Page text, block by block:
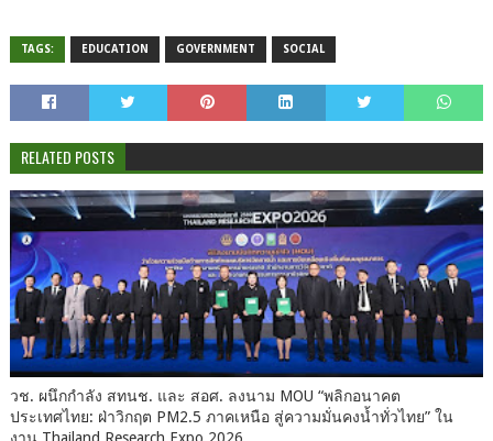
TAGS: EDUCATION GOVERNMENT SOCIAL
RELATED POSTS
วช. ผนึกกำลัง สทนช. และ สอศ. ลงนาม MOU “พลิกอนาคต
ประเทศไทย: ฝ่าวิกฤต PM2.5 ภาคเหนือ สู่ความมั่นคงน้ำทั่วไทย” ใน